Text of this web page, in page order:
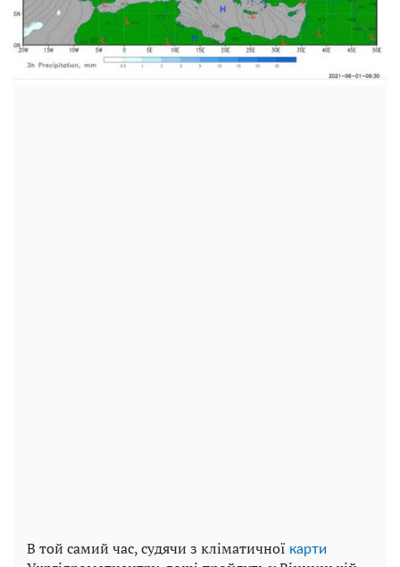
В той самий час, судячи з кліматичної карти